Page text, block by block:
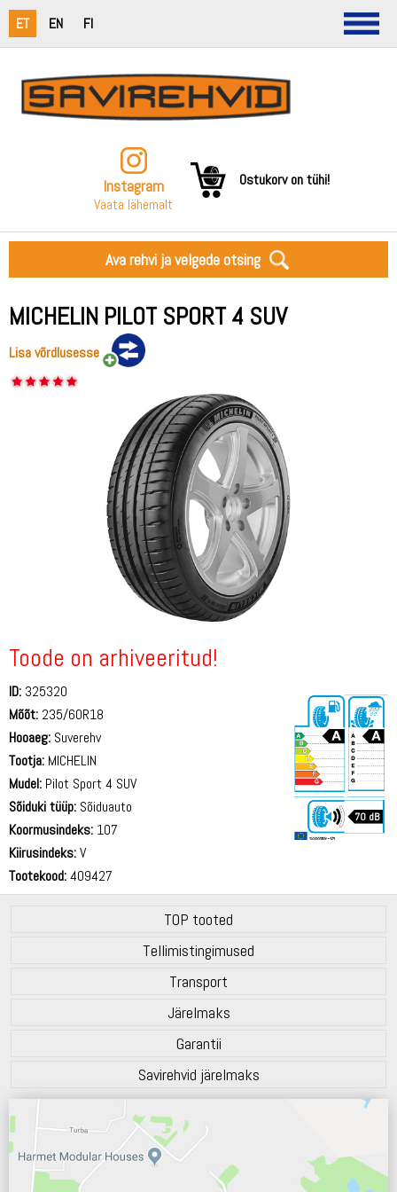
ET EN FI
Instagram
Vaata lähemalt
Ostukorv on tühi!
Ava rehvi ja velgede otsing
MICHELIN PILOT SPORT 4 SUV
Lisa võrdlusesse
Toode on arhiveeritud!
70 dB
ID: 325320
Mõõt: 235/60R18
Hooaeg: Suverehv
Tootja: MICHELIN
Mudel: Pilot Sport 4 SUV
Sõiduki tüüp: Sõiduauto
Koormusindeks: 107
Kiirusindeks:V
Tootekood:409427
TOP tooted
Tellimistingimused
Transport
Järelmaks
Garantii
Savirehvid järelmaks